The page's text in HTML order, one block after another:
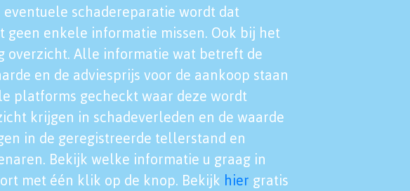
schadereparatie wordt dat
geen enkele informatie missen. Ook bij het
Alle informatie wat betreft de
en de adviesprijs voor de aankoop staan
platforms gecheckt waar deze wordt
krijgen in schadeverleden en de waarde
in de geregistreerde tellerstand en
Bekijk welke informatie u graag in
met één klik op de knop. Bekijk hier gratis